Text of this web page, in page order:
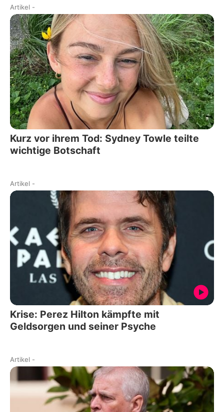
Artikel -
Kurz vor ihrem Tod: Sydney Towle teilte
wichtige Botschaft
Artikel -
Krise: Perez Hilton kämpfte mit
Geldsorgen und seiner Psyche
Artikel -